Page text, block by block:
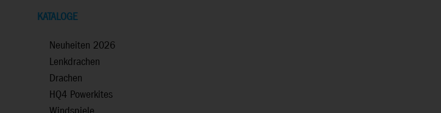
KATALOGE
Neuheiten 2026
Lenkdrachen
Drachen
HQ4 Powerkites